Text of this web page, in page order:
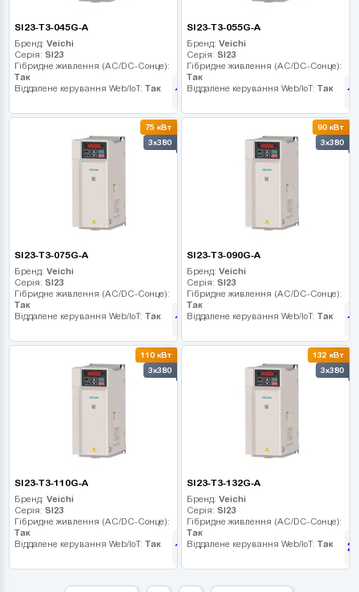
SI23-T3-045G-A
Бренд: Veichi
Серія: SI23
Гібридне живлення (AC/DC-Сонце):
Так
Віддалене керування Web/IoT: Так 111 015грн
SI23-T3-055G-A
Бренд: Veichi
Серія: SI23
Гібридне живлення (AC/DC-Сонце):
Так
Віддалене керування Web/IoT: Так
75 кВт
3x380
SI23-T3-075G-A
Бренд: Veichi
Серія: SI23
Гібридне живлення (AC/DC-Сонце):
Так
Віддалене керування Web/IoT: Так 122 805грн
90 кВт
3x380
SI23-T3-090G-A
Бренд: Veichi
Серія: SI23
Гібридне живлення (AC/DC-Сонце):
Так
Віддалене керування Web/IoT: Так
110 кВт
3x380
SI23-T3-110G-A
Бренд: Veichi
Серія: SI23
Гібридне живлення (AC/DC-Сонце):
Так
Віддалене керування Web/IoT: Так 176 355грн
132 кВт
3x380
SI23-T3-132G-A
Бренд: Veichi
Серія: SI23
Гібридне живлення (AC/DC-Сонце):
Так
Віддалене керування Web/IoT: Так